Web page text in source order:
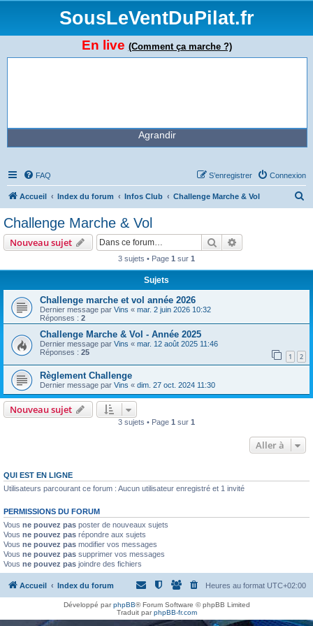
SousLeVentDuPilat.fr
En live (Comment ça marche ?)
Agrandir
FAQ Connexion
S’enregistrer
Accueil Index du forum Infos Club Challenge Marche & Vol
Challenge Marche & Vol
Nouveau sujet Rechercher
3 sujets • Page 1 sur 1
Sujets
Challenge marche et vol année 2026
Dernier message par Vins « mar. 2 juin 2026 10:32
Réponses : 2
Challenge Marche & Vol - Année 2025
Dernier message par Vins « mar. 12 août 2025 11:46
Réponses : 25 1 2
Règlement Challenge
Dernier message par Vins « dim. 27 oct. 2024 11:30
Nouveau sujet
3 sujets • Page 1 sur 1
Aller à
QUI EST EN LIGNE
Utilisateurs parcourant ce forum : Aucun utilisateur enregistré et 1 invité
PERMISSIONS DU FORUM
Vous ne pouvez pas poster de nouveaux sujets
Vous ne pouvez pas répondre aux sujets
Vous ne pouvez pas modifier vos messages
Vous ne pouvez pas supprimer vos messages
Vous ne pouvez pas joindre des fichiers
Accueil Index du forum Heures au format UTC+02:00
Développé parphpBB® Forum Software © phpBB Limited
Traduit parphpBB-fr.com